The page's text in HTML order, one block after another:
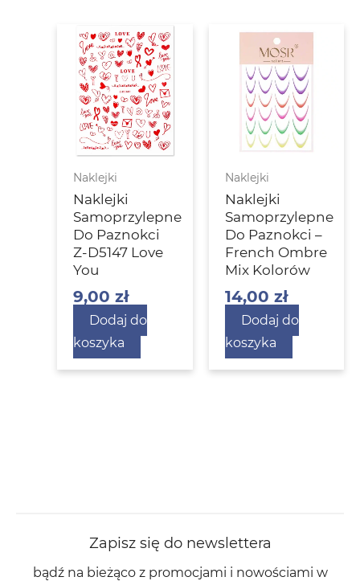
Naklejki
Naklejki
Samoprzylepne
Do Paznokci
Z-D5147 Love
You
9,00zł
Dodaj do
koszyka
Naklejki
Naklejki
Samoprzylepne
Do Paznokci –
French Ombre
Mix Kolorów
14,00 zł
Dodaj do
koszyka
Zapisz się do newslettera
bądź na bieżąco z promocjami i nowościami w